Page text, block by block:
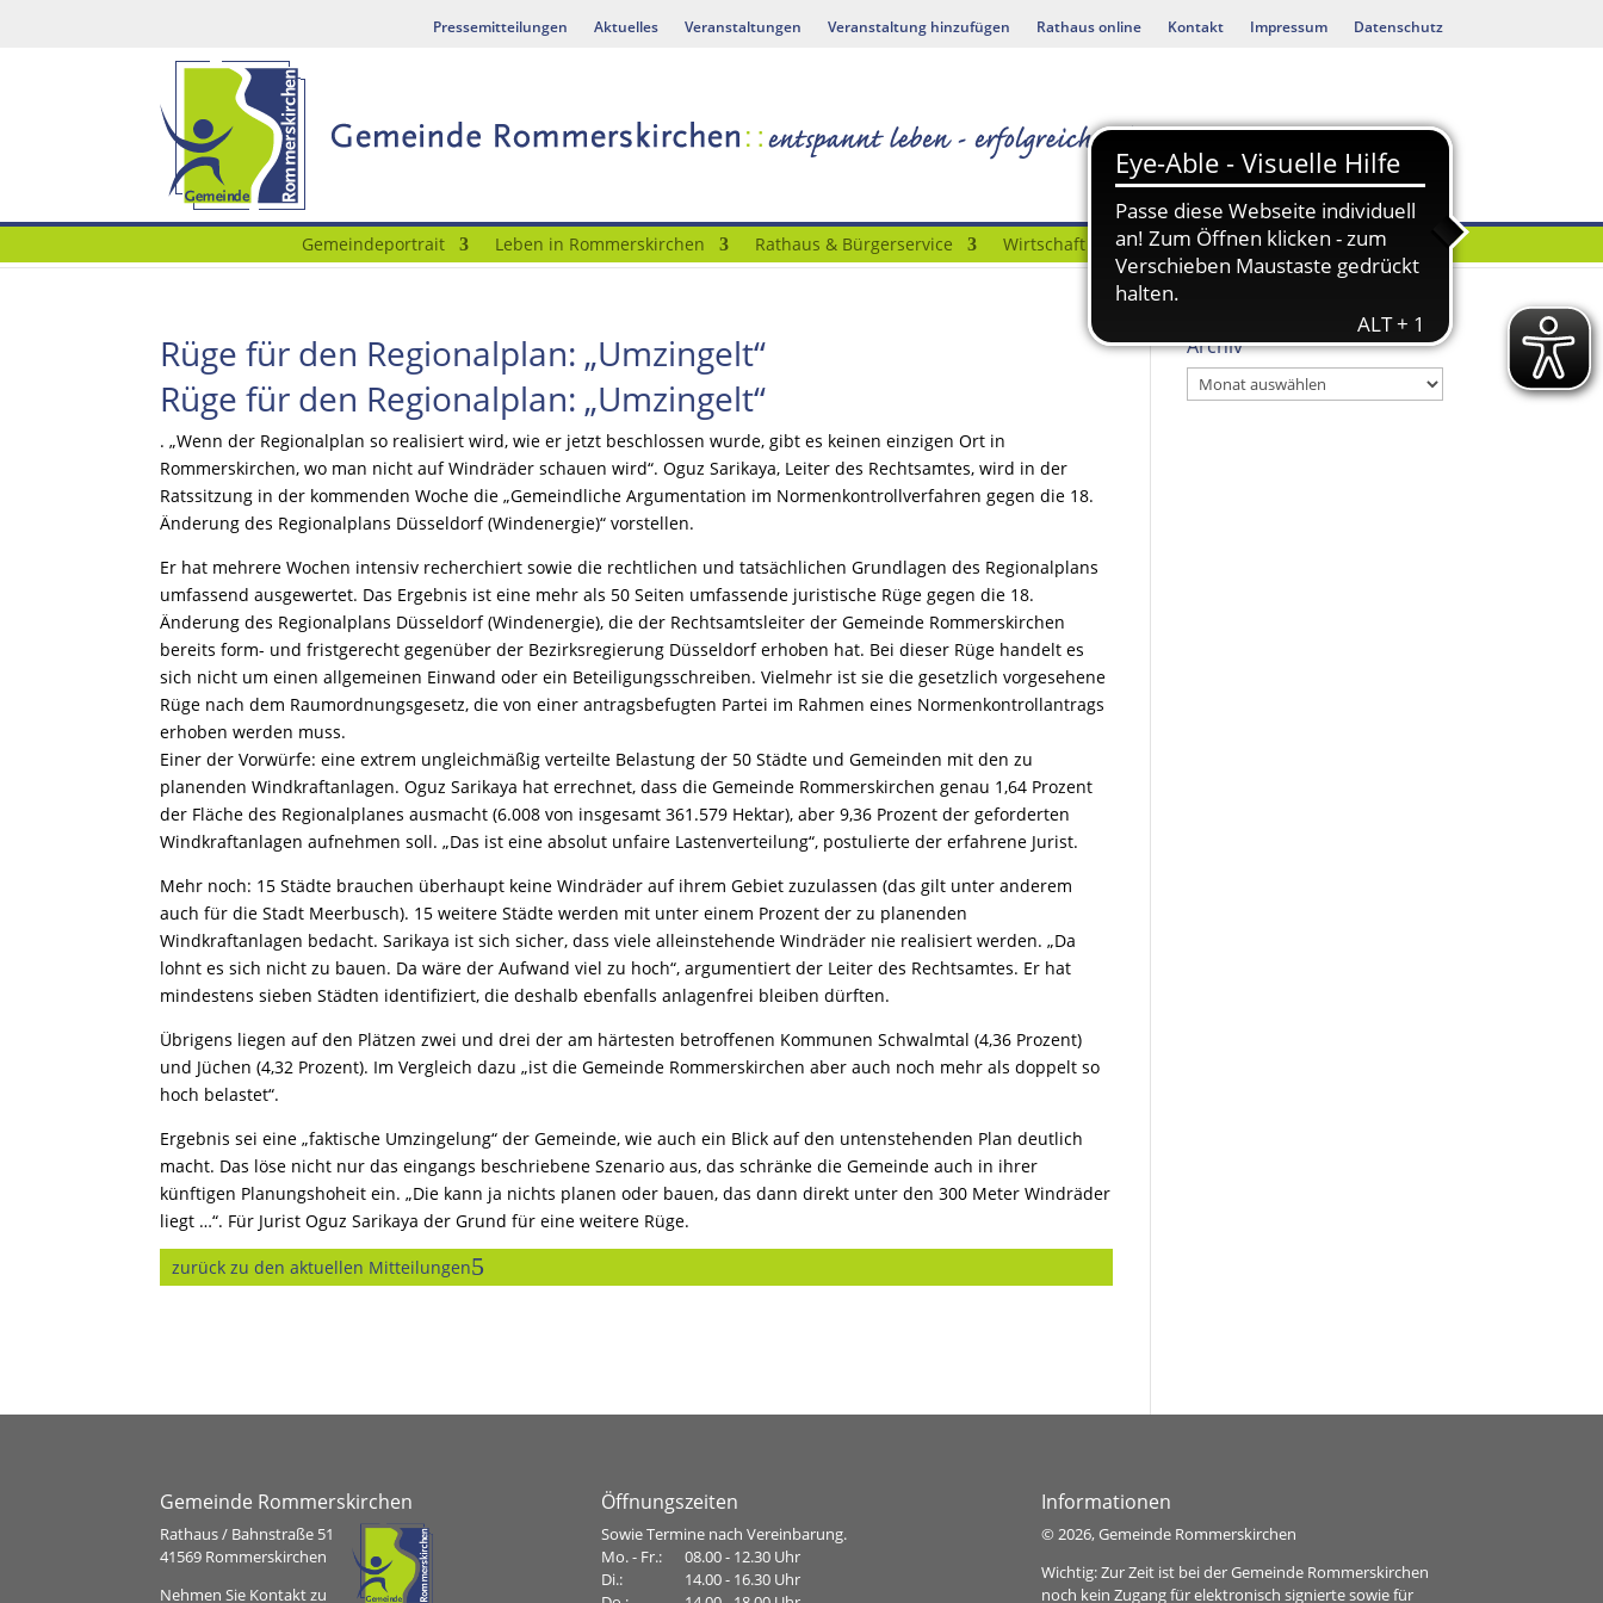
Pressemitteilungen Aktuelles Veranstaltungen Veranstaltung hinzufügen Rathaus online Kontakt Impressum Datenschutz
Gemeindeportrait Leben in Rommerskirchen Rathaus & Bürgerservice Wirtschaft Bauen & Umwelt
Rüge für den Regionalplan: „Umzingelt“
Rüge für den Regionalplan: „Umzingelt“
. „Wenn der Regionalplan so realisiert wird, wie er jetzt beschlossen wurde, gibt es keinen einzigen Ort in
Rommerskirchen, wo man nicht auf Windräder schauen wird“. Oguz Sarikaya, Leiter des Rechtsamtes, wird in der
Ratssitzung in der kommenden Woche die „Gemeindliche Argumentation im Normenkontrollverfahren gegen die 18.
Änderung des Regionalplans Düsseldorf (Windenergie)“ vorstellen.
Er hat mehrere Wochen intensiv recherchiert sowie die rechtlichen und tatsächlichen Grundlagen des Regionalplans
umfassend ausgewertet. Das Ergebnis ist eine mehr als 50 Seiten umfassende juristische Rüge gegen die 18.
Änderung des Regionalplans Düsseldorf (Windenergie), die der Rechtsamtsleiter der Gemeinde Rommerskirchen
bereits form- und fristgerecht gegenüber der Bezirksregierung Düsseldorf erhoben hat. Bei dieser Rüge handelt es
sich nicht um einen allgemeinen Einwand oder ein Beteiligungsschreiben. Vielmehr ist sie die gesetzlich vorgesehene
Rüge nach dem Raumordnungsgesetz, die von einer antragsbefugten Partei im Rahmen eines Normenkontrollantrags
erhoben werden muss.
Einer der Vorwürfe: eine extrem ungleichmäßig verteilte Belastung der 50 Städte und Gemeinden mit den zu
planenden Windkraftanlagen. Oguz Sarikaya hat errechnet, dass die Gemeinde Rommerskirchen genau 1,64 Prozent
der Fläche des Regionalplanes ausmacht (6.008 von insgesamt 361.579 Hektar), aber 9,36 Prozent der geforderten
Windkraftanlagen aufnehmen soll. „Das ist eine absolut unfaire Lastenverteilung“, postulierte der erfahrene Jurist.
Mehr noch: 15 Städte brauchen überhaupt keine Windräder auf ihrem Gebiet zuzulassen (das gilt unter anderem
auch für die Stadt Meerbusch). 15 weitere Städte werden mit unter einem Prozent der zu planenden
Windkraftanlagen bedacht. Sarikaya ist sich sicher, dass viele alleinstehende Windräder nie realisiert werden. „Da
lohnt es sich nicht zu bauen. Da wäre der Aufwand viel zu hoch“, argumentiert der Leiter des Rechtsamtes. Er hat
mindestens sieben Städten identifiziert, die deshalb ebenfalls anlagenfrei bleiben dürften.
Übrigens liegen auf den Plätzen zwei und drei der am härtesten betroffenen Kommunen Schwalmtal (4,36 Prozent)
und Jüchen (4,32 Prozent). Im Vergleich dazu „ist die Gemeinde Rommerskirchen aber auch noch mehr als doppelt so
hoch belastet“.
Ergebnis sei eine „faktische Umzingelung“ der Gemeinde, wie auch ein Blick auf den untenstehenden Plan deutlich
macht. Das löse nicht nur das eingangs beschriebene Szenario aus, das schränke die Gemeinde auch in ihrer
künftigen Planungshoheit ein. „Die kann ja nichts planen oder bauen, das dann direkt unter den 300 Meter Windräder
liegt …“. Für Jurist Oguz Sarikaya der Grund für eine weitere Rüge.
zurück zu den aktuellen Mitteilungen
Archiv
Archiv
Gemeinde Rommerskirchen
Rathaus / Bahnstraße 51
41569 Rommerskirchen
Nehmen Sie Kontakt zu
Öffnungszeiten
Sowie Termine nach Vereinbarung.
Mo. - Fr.:
08.00 - 12.30 Uhr
Di.:
14.00 - 16.30 Uhr
Informationen
© 2026, Gemeinde Rommerskirchen
Wichtig: Zur Zeit ist bei der Gemeinde Rommerskirchen
noch kein Zugang für elektronisch signierte sowie für